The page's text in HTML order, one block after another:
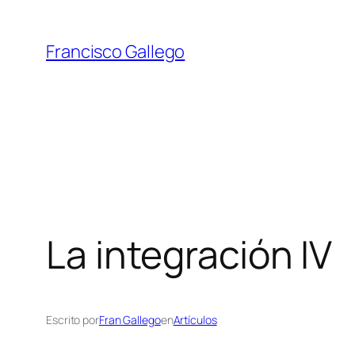
contenido
Francisco Gallego
La integración IV
Escrito porFran GallegoenArtículos